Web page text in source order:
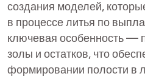
создания моделей,
в процессе литья по
ключевая особенность —
золы и остатков, что
формировании полости в